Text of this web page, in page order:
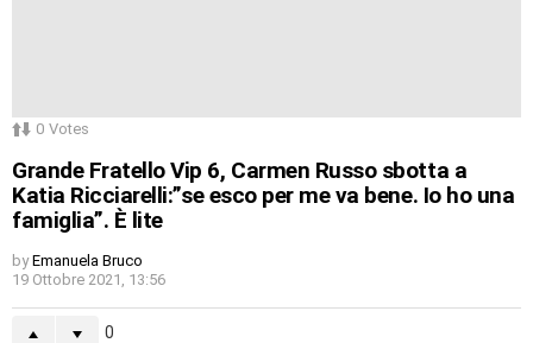
0 Votes
Grande Fratello Vip 6, Carmen Russo sbotta a
Katia Ricciarelli:”se esco per me va bene. Io ho una
famiglia”. È lite
by Emanuela Bruco
19 Ottobre 2021, 13:56
0